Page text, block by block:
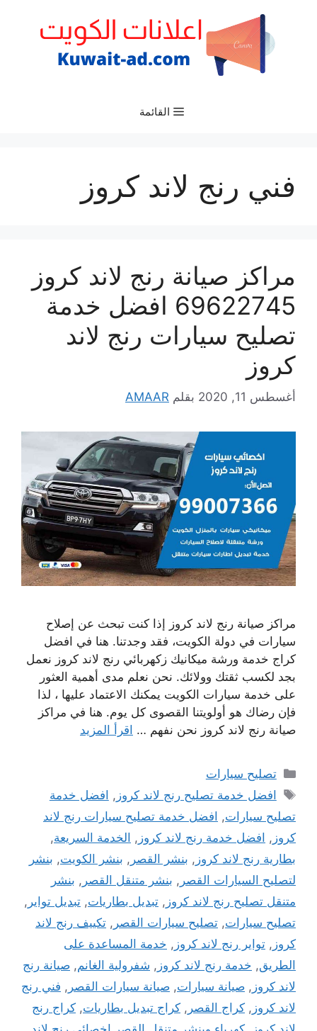
القائمة
فني رنج لاند كروز
مراكز صيانة رنج لاند كروز
69622745 افضل خدمة
تصليح سيارات رنج لاند
كروز
أغسطس 11, 2020 بقلم AMAAR
مراكز صيانة رنج لاند كروز إذا كنت تبحث عن إصلاح
سيارات في دولة الكويت، فقد وجدتنا. هنا في افضل
كراج خدمة ورشة ميكانيك زكهربائي رنج لاند كروز نعمل
بجد لكسب ثقتك وولائك. نحن نعلم مدى أهمية العثور
على خدمة سيارات الكويت يمكنك الاعتماد عليها ، لذا
فإن رضاك ​​هو أولويتنا القصوى كل يوم. هنا في مراكز
صيانة رنج لاند كروز نحن نفهم … اقرأ المزيد
التصنيفات
تصليح سيارات
الوسوم
افضل خدمة تصليح رنج لاند كروز , افضل خدمة
تصليح سيارات, افضل خدمة تصليح سيارات رنج لاند
كروز , افضل خدمة رنج لاند كروز , الخدمة السريعة,
بطارية رنج لاند كروز , بنشر القصر , بنشر الكويت, بنشر
لتصليح السيارات القصر , بنشر متنقل القصر , بنشر
متنقل تصليح رنج لاند كروز , تبديل بطاريات, تبديل تواير ,
تصليح سيارات, تصليح سيارات القصر , تكييف رنج لاند
كروز , تواير رنج لاند كروز , خدمة المساعدة على
الطريق, خدمة رنج لاند كروز , شفرولية الغانم, صيانة رنج
لاند كروز , صيانة سيارات, صيانة سيارات القصر , فني رنج
لاند كروز , كراج القصر , كراج تبديل بطاريات, كراج رنج